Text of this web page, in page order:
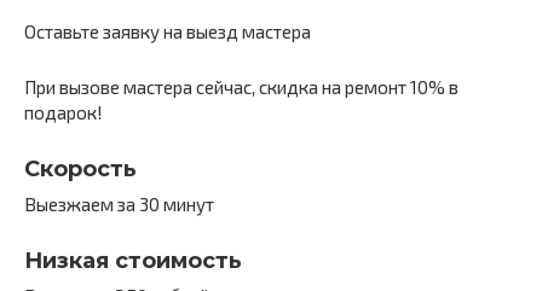
Оставьте заявку на выезд мастера
При вызове мастера сейчас, скидка на ремонт 10% в
подарок!
Скорость
Выезжаем за 30 минут
Низкая стоимость